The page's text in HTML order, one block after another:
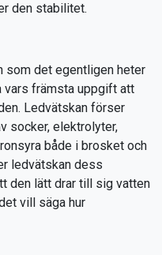
den stabilitet.
som det egentligen heter
vars främsta uppgift att
Ledvätskan förser
socker, elektrolyter,
både i brosket och
ledvätskan dess
den lätt drar till sig vatten
vill säga hur